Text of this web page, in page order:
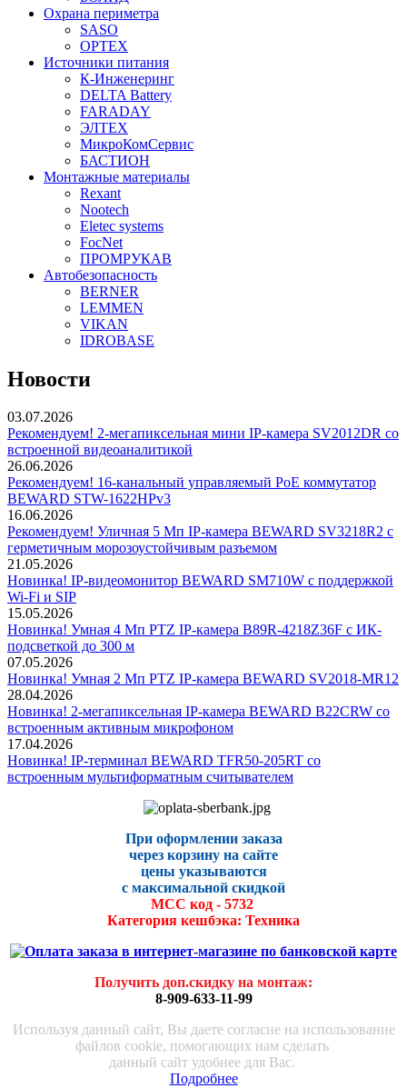
Охрана периметра
SASO
OPTEX
Источники питания
К-Инженеринг
DELTA Battery
FARADAY
ЭЛТЕХ
МикроКомСервис
БАСТИОН
Монтажные материалы
Rexant
Nootech
Eletec systems
FocNet
ПРОМРУКАВ
Автобезопасность
BERNER
LEMMEN
VIKAN
IDROBASE
Новости
03.07.2026
Рекомендуем! 2-мегапиксельная мини IP-камера SV2012DR со
встроенной видеоаналитикой
26.06.2026
Рекомендуем! 16-канальный управляемый PoE коммутатор
BEWARD STW-1622HPv3
16.06.2026
Рекомендуем! Уличная 5 Мп IP-камера BEWARD SV3218R2 с
герметичным морозоустойчивым разъемом
21.05.2026
Новинка! IP-видеомонитор BEWARD SM710W с поддержкой
Wi-Fi и SIP
15.05.2026
Новинка! Умная 4 Мп PTZ IP-камера B89R-4218Z36F с ИК-
подсветкой до 300 м
07.05.2026
Новинка! Умная 2 Мп PTZ IP-камера BEWARD SV2018-MR12
28.04.2026
Новинка! 2-мегапиксельная IP-камера BEWARD B22CRW со
встроенным активным микрофоном
17.04.2026
Новинка! IP-терминал BEWARD TFR50-205RT со
встроенным мультиформатным считывателем
При оформлении заказа
через корзину на сайте
цены указываются
с максимальной скидкой
МСС код - 5732
Категория кешбэка: Техника
Получить доп.скидку на монтаж:
8-909-633-11-99
Используя данный сайт, Вы даете согласие на использование
файлов cookie, помогающих нам сделать
данный сайт удобнее для Вас.
Подробнее